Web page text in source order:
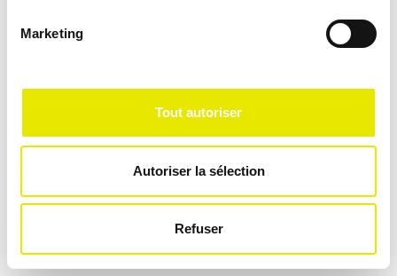
Marketing
Tout autoriser
Autoriser la sélection
Refuser